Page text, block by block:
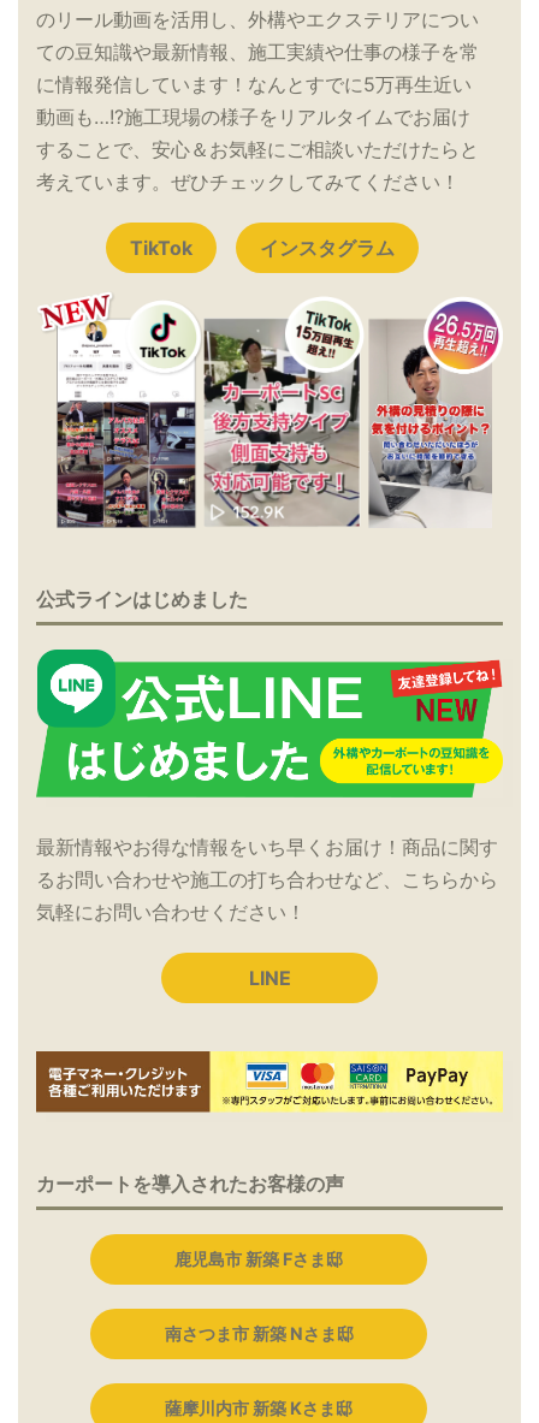
のリール動画を活用し、外構やエクステリアについ
ての豆知識や最新情報、施工実績や仕事の様子を常
に情報発信しています！なんとすでに5万再生近い
動画も…!?施工現場の様子をリアルタイムでお届け
することで、安心＆お気軽にご相談いただけたらと
考えています。ぜひチェックしてみてください！
TikTok インスタグラム
公式ラインはじめました
最新情報やお得な情報をいち早くお届け！商品に関す
るお問い合わせや施工の打ち合わせなど、こちらから
気軽にお問い合わせください！
LINE
カーポートを導入されたお客様の声
鹿児島市 新築 Fさま邸
南さつま市 新築 Nさま邸
薩摩川内市 新築 Kさま邸